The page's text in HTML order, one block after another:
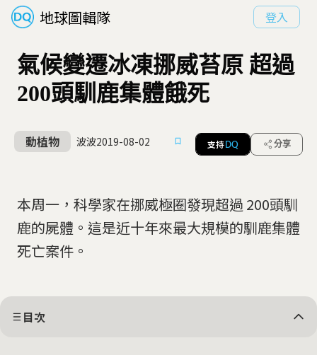
地球圖輯隊 登入
氣候變遷冰凍挪威苔原 超過
200頭馴鹿集體餓死
動植物 波波2019-08-02 支持 DQ 分享
本周一，科學家在挪威極圈發現超過 200頭馴
鹿的屍體。這是近十年來最大規模的馴鹿集體
死亡案件。
目次